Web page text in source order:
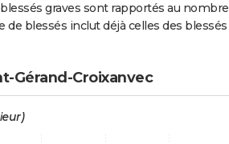
graves sont rapportés au nombre
blessés inclut déjà celles des blessés
Gérand-Croixanvec